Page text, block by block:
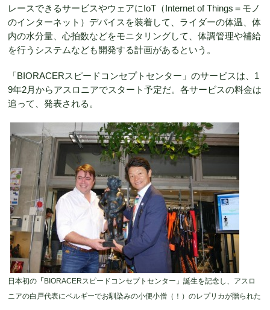
レースできるサービスやウェアにIoT（Internet of Things＝モノ
のインターネット）デバイスを装着して、ライダーの体温、体
内の水分量、心拍数などをモニタリングして、体調管理や補給
を行うシステムなども開発する計画があるという。
「BIORACERスピードコンセプトセンター」のサービスは、1
9年2月からアスロニアでスタート予定だ。各サービスの料金は
追って、発表される。
日本初の 「BIORACERスピードコンセプトセンター」誕生を記念し、アスロ
ニアの白戸代表にベルギーでお馴染みの小便小僧（！）のレプリカが贈られた